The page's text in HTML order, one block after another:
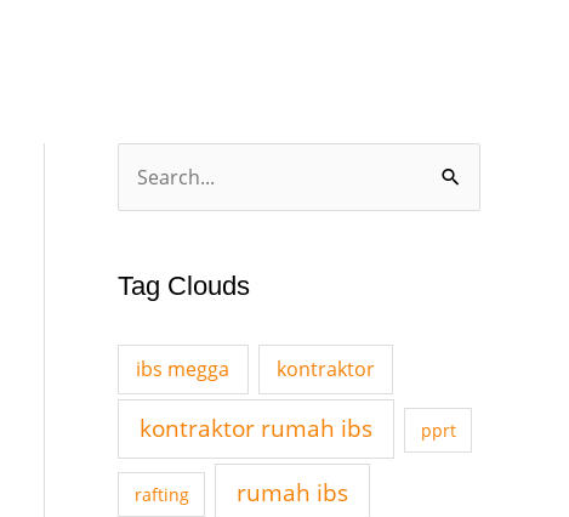
r
o
Tag Clouds
ibs megga kontraktor
kontraktor rumah ibs pprt
rafting rumah ibs
h
e